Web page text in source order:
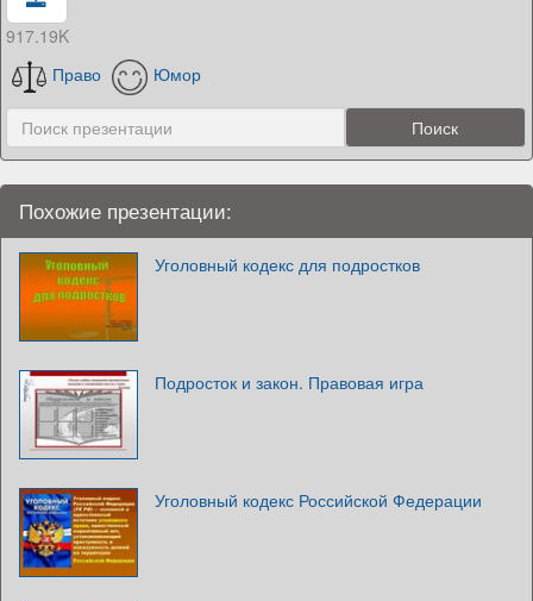
917.19K
Право
Юмор
Похожие презентации:
Уголовный кодекс для подростков
Подросток и закон. Правовая игра
Уголовный кодекс Российской Федерации